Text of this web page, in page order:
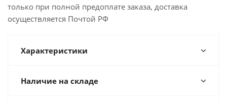
только при полной предоплате заказа, доставка
осуществляется Почтой РФ
Характеристики
Наличие на складе